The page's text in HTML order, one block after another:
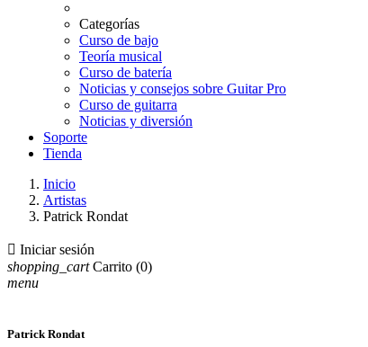
Categorías
Curso de bajo
Teoría musical
Curso de batería
Noticias y consejos sobre Guitar Pro
Curso de guitarra
Noticias y diversión
Soporte
Tienda
Inicio
Artistas
Patrick Rondat
 Iniciar sesión
shopping_cart Carrito (0)
menu
Patrick Rondat